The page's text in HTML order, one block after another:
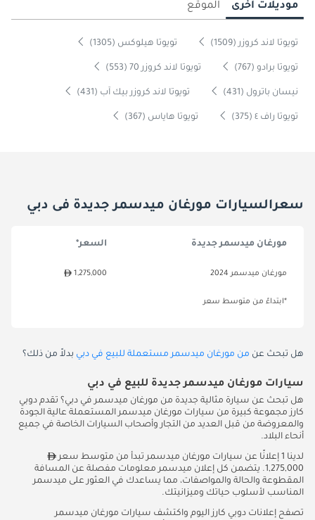
موديلات أخرى الموقع
تويوتا لاند كروزر (1509) تويوتا هيلوكس (1305)
تويوتا برادو (767) تويوتا لاند كروزر 70 (553)
نيسان باترول (431) تويوتا لاند كروزر بيك آب (431)
تويوتا راف ٤ (375) تويوتا هاياس (367)
سعرالسيارات مورغان ميدسمر جديدة فى دبي
مورغان ميدسمر جديدة السعر*
مورغان ميدسمر 2024 1,275,000
*ابتداءً من متوسط سعر
هل تبحث عن من مورغان ميدسمر مستعملة للبيع في دبي بدلاً من ذلك؟
سيارات مورغان ميدسمر جديدة للبيع في دبي
هل تبحث عن سيارة مثالية جديدة من مورغان ميدسمر في دبي؟ تقدم دوبي
كارز مجموعة كبيرة من سيارات مورغان ميدسمر المستعملة عالية الجودة
والمعروضة من قبل العديد من التجار وأصحاب السيارات الخاصة في جميع
أنحاء البلاد.
لدينا 1 إعلانًا عن سيارات مورغان ميدسمر تبدأ من متوسط سعر
1,275,000. يتضمن كل إعلان ميدسمر معلومات مفصلة عن المسافة
المقطوعة والحالة والمواصفات، مما يساعدك في العثور على ميدسمر
المناسب لأسلوب حياتك وميزانيتك.
تصفح إعلانات دوبي كارز اليوم واكتشف سيارات مورغان ميدسمر